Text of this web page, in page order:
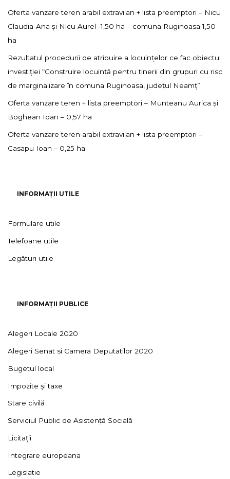
Oferta vanzare teren arabil extravilan + lista preemptori – Nicu
Claudia-Ana și Nicu Aurel -1,50 ha – comuna Ruginoasa 1,50
ha
Rezultatul procedurii de atribuire a locuințelor ce fac obiectul
investiției “Construire locuință pentru tinerii din grupuri cu risc
de marginalizare în comuna Ruginoasa, județul Neamț”
Oferta vanzare teren + lista preemptori – Munteanu Aurica și
Boghean Ioan – 0,57 ha
Oferta vanzare teren arabil extravilan + lista preemptori –
Casapu Ioan – 0,25 ha
INFORMAȚII UTILE
Formulare utile
Telefoane utile
Legături utile
INFORMAȚII PUBLICE
Alegeri Locale 2020
Alegeri Senat si Camera Deputatilor 2020
Bugetul local
Impozite și taxe
Stare civilă
Serviciul Public de Asistență Socială
Licitații
Integrare europeana
Legislatie